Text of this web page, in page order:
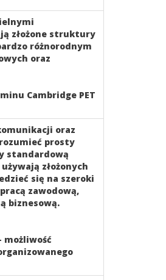
złożone struktury
różnorodnym
oraz
Cambridge PET
oraz
prosty
standardową
złożonych
się na szeroki
zawodową,
biznesową.
możliwość